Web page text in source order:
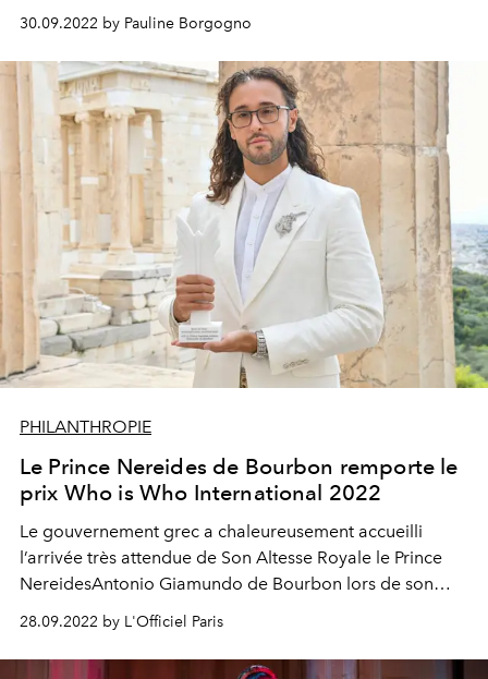
30.09.2022 by Pauline Borgogno
PHILANTHROPIE
Le Prince Nereides de Bourbon remporte le
prix Who is Who International 2022
Le gouvernement grec a chaleureusement accueilli
l’arrivée très attendue de Son Altesse Royale le Prince
NereidesAntonio Giamundo de Bourbon lors de son
de remise du prix ‘
2022’ à la catégorie ‘WorldEminentMan in Global
28.09.2022 by L'Officiel Paris